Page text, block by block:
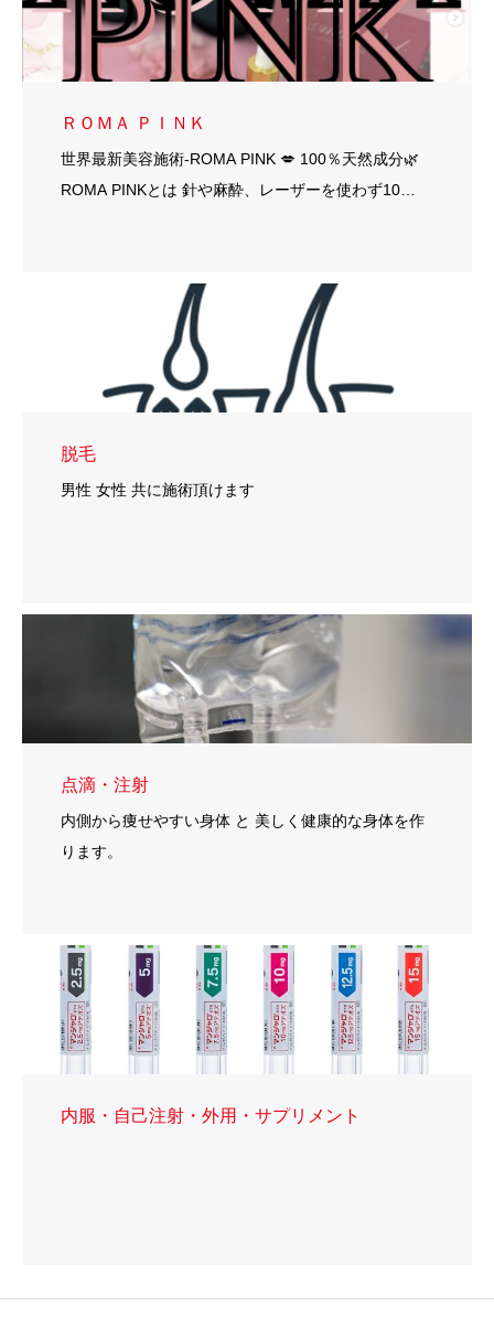
ＲＯＭＡ ＰＩＮＫ
世界最新美容施術-ROMA PINK 💋 100％天然成分🌿
ROMA PINKとは 針や麻酔、レーザーを使わず10…
脱毛
男性 女性 共に施術頂けます
点滴・注射
内側から痩せやすい身体 と 美しく健康的な身体を作
ります。
内服・自己注射・外用・サプリメント